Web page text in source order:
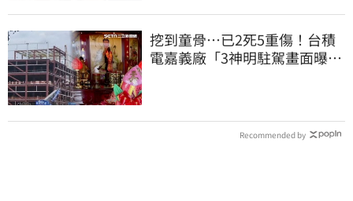
挖到童骨…已2死5重傷！台積
電嘉義廠「3神明駐駕畫面曝
Recommended by